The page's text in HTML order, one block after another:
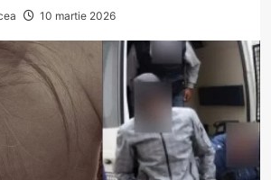
10 martie 2026